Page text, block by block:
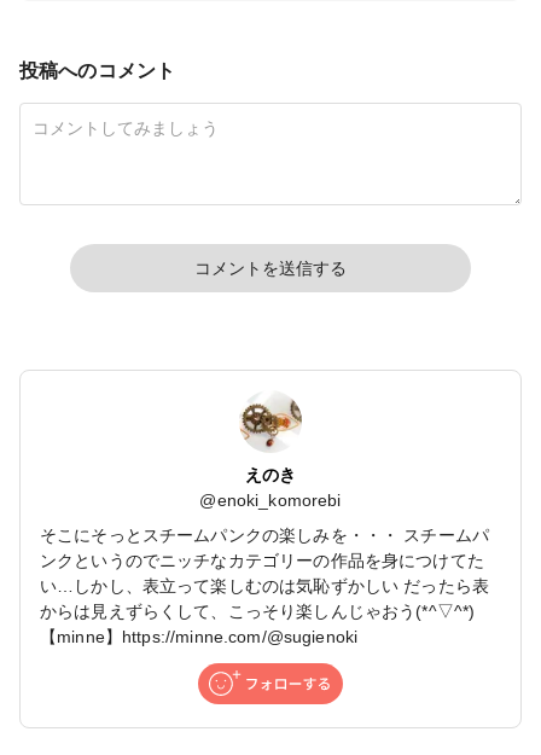
投稿へのコメント
コメントを送信する
えのき
@enoki_komorebi
そこにそっとスチームパンクの楽しみを・・・ スチームパ
ンクというのでニッチなカテゴリーの作品を身につけてた
い…しかし、表立って楽しむのは気恥ずかしい だったら表
からは見えずらくして、こっそり楽しんじゃおう(*^▽^*)
【minne】https://minne.com/@sugienoki